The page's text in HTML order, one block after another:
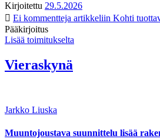
Kirjoitettu 29.5.2026
Ei kommentteja artikkeliin Kohti
Pääkirjoitus
Lisää toimitukselta
Vieraskynä
Jarkko Liuska
Muuntojoustava suunnittelu lisää